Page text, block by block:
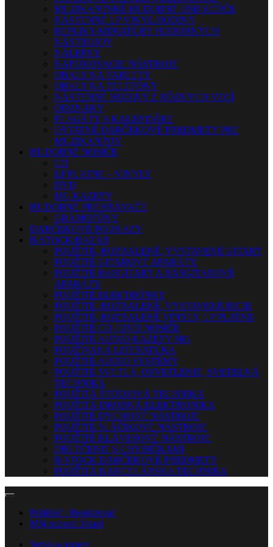
MUZIKANTSKÉ HUDOBNÉ USB KĽÚČE
NÁSTENNÉ LP VINYL HODINY
REPLIKY-MINIATÚRY HUDOBNÝCH
NÁSTROJOV
NÁLEPKY
NAFUKOVACIE NÁSTROJE
OBALY NA TABLETY
OBALY NA TELEFÓNY
NÁSTENNÉ HODINY Z RÔZNYCH VECÍ
ODZNAKY
PLAGÁTY A KALENDÁRE
OSTATNÉ DARČEKOVÉ PREDMETY PRE
MUZIKANTOV
HUDOBNÉ NOSIČE
CD
LP PLATNE – VINYLY
DVD
MG KAZETY
HUDOBNÉ PREHRÁVAČE
GRAMOFÓNY
DARČEKOVÉ POUKAZY
B-STOCK/BAZÁR
POUŽITÉ, ROZBALENÉ, VYSTAVENÉ GITARY
POUŽITÉ GITAROVÉ APARÁTY
POUŽITÉ BASGITARY A BASGITAROVÉ
APARÁTY
POUŽITÉ ELEKTRÓNKY
POUŽITÉ, ROZBALENÉ, VYSTAVENÉ BICIE
POUŽITÉ, ROZBALENÉ VINYLY, LP PLATNE
POUŽITÉ CD / DVD NOSIČE
POUŽITÉ AUDIO KAZETY MG
POUŽÍVANÁ LITERATÚRA
POUŽITÉ AUDIO SYSTÉMY
POUŽITÉ SVETLÁ, OSVETLENIE, SVETELNÁ
TECHNIKA
POUŽITÁ ŠTÚDIOVÁ TECHNIKA
POUŽITÁ DROBNÁ ELEKTRONIKA
POUŽITÉ DYCHOVÉ NÁSTROJE
POUŽITÉ SLÁČIKOVÉ NÁSTROJE
POUŽITÉ KLÁVESOVÉ NÁSTROJE
OBLEČENIE S CHYBIČKAMI
B-STOCK DARČEKOVÉ PREDMETY
POUŽITÁ KANCELÁRSKA TECHNIKA
Prihlásiť / Registrovať
Môj zoznam želaní
Servis a opravy